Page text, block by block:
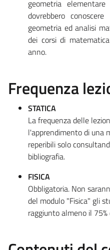
geometria
dovrebbero
geometria ed analisi
dei corsi di
anno.
Frequenza
STATICA
La frequenza delle
l'apprendimento di una
reperibili solo
bibliografia.
FISICA
Obbligatoria. Non
del modulo "Fisica" gli
raggiunto almeno il